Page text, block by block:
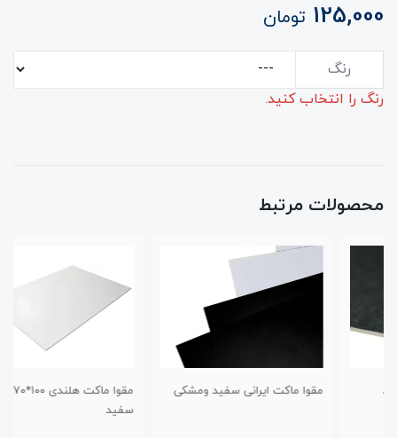
125,000 تومان
رنگ
رنگ را انتخاب کنید.
محصولات مرتبط
مقوا ماکت ایرانی سفید ومشکی
مقوا ماکت هلندی ۱۰۰*۷۰ کد۴۵۰